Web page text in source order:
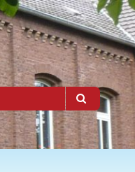
Suche